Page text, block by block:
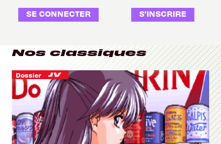
SE CONNECTER S'INSCRIRE
Nos classiques
Dossier